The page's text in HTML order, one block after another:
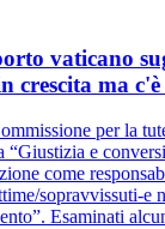
vaticano
crescita ma
per la
“Giustizia e
come
sopravvissuti-e
Esaminati